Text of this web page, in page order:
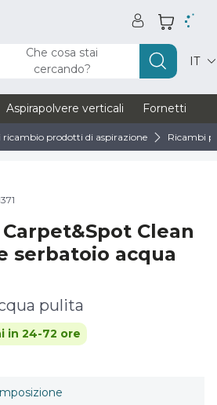
Che cosa stai
cercando?
IT
Aspirapolvere verticali Fornetti
ricambio prodotti di aspirazione Ricambi
Clean
serbatoio acqua
pulita
in 24-72 ore